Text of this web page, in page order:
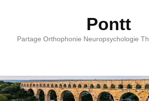
Pontt
Partage Orthophonie Neuropsychologie